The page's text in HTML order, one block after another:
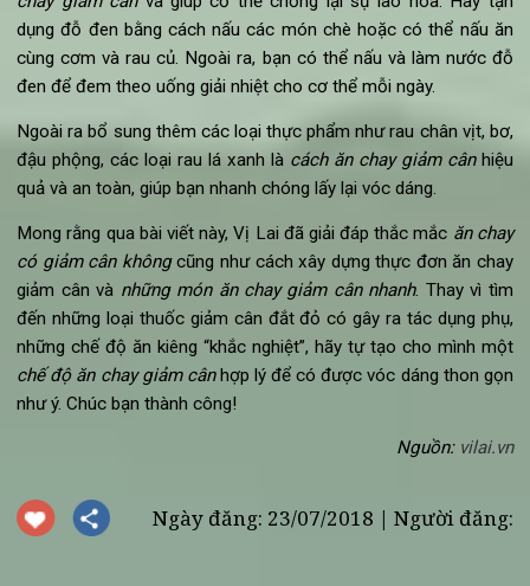
Giảm cân bằng ăn chay với Cà rốt
Có thể nhiều người không thích cà rốt nhưng những gì cà
(45cal/185g cà rốt), chứa nhiều chất xơ và rất giàu
carotene tốt cho mắt. Vì vậy, cà-rốt rất tốt cho cơ thể
người ăn chay giảm cân. Thay vì ghét loại củ dinh dưỡng
hãy thử chế biến nó thành các món ăn vừa miệng, dễ sử
để cho cơ thể ngày càng khỏe mạnh hơn.
Ăn chay để giảm cân với hạt đỗ đen
Đỗ đen giàu dinh dưỡng và chứa lượng lớn chất xơ, protein
can-xi. Chính vì vậy loại thực phẩm này rất tốt cho
và giúp cơ thể chống lại sự lão hóa. Hãy
cùng cơm và rau củ. Ngoài ra, bạn có thể nấu và làm nước
đen để đem theo uống giải nhiệt cho cơ thể mỗi ngày.